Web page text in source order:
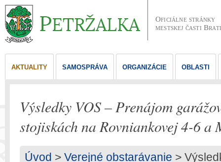
Oficiálne stránky
mestskej časti
AKTUALITY SAMOSPRÁVA ORGANIZÁCIE OBLASTI
Výsledky VOS – Prenájom
stojiskách na Rovniankovej 4-6 a
Úvod > Verejné obstarávanie >